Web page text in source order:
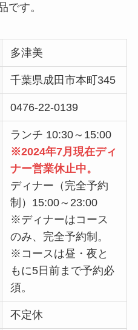
です。
多津美
千葉県成田市本町345
0476-22-0139
ランチ 10:30～15:00
※2024年7月現在ディ
ナー営業休止中。
ディナー（完全予約
制）15:00～23:00
※ディナーはコース
のみ、完全予約制。
※コースは昼・夜と
もに5日前まで予約必
須。
不定休